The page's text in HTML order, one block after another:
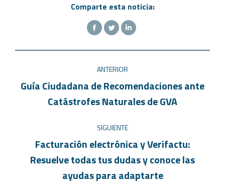
Comparte esta noticia:
ANTERIOR
Guía Ciudadana de Recomendaciones ante
Catástrofes Naturales de GVA
SIGUIENTE
Facturación electrónica y Verifactu:
Resuelve todas tus dudas y conoce las
ayudas para adaptarte